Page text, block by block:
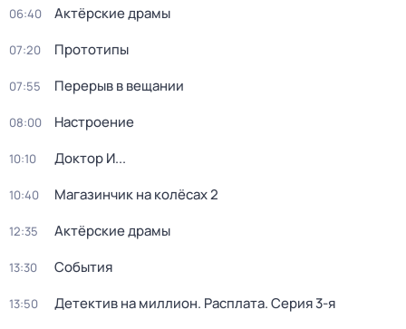
06:40 Актёрские драмы
07:20 Прототипы
07:55 Перерыв в вещании
08:00 Настроение
10:10 Доктор И...
10:40 Магазинчик на колёсах 2
12:35 Актёрские драмы
13:30 События
13:50 Детектив на миллион. Расплата. Серия 3-я